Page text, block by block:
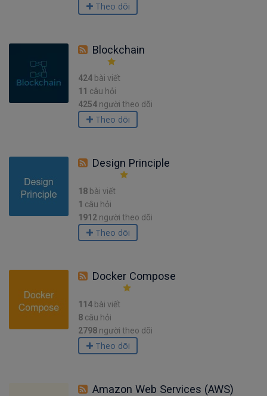
Theo dõi
Blockchain
424 bài viết
11 câu hỏi
4254 người theo dõi
Theo dõi
Design Principle
18 bài viết
1 câu hỏi
1912 người theo dõi
Theo dõi
Docker Compose
114 bài viết
8 câu hỏi
2798 người theo dõi
Theo dõi
Amazon Web Services (AWS)